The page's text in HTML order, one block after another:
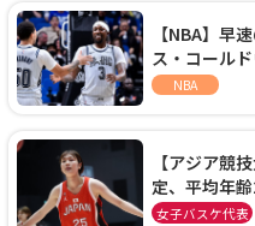
【NBA】早
ス・コール
ーズに1年契
NBA
【アジア競
定、平均年
本開催の大舞
女子バスケ代表